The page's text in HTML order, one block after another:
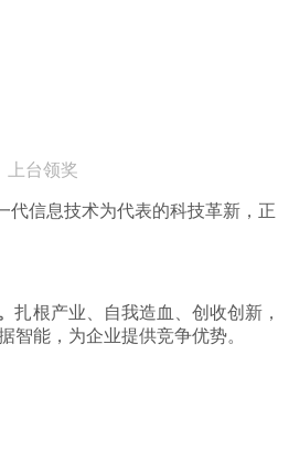
上台领奖
代信息技术为代表的科技革新，正
扎根产业、自我造血、创收创新，
能，为企业提供竞争优势。